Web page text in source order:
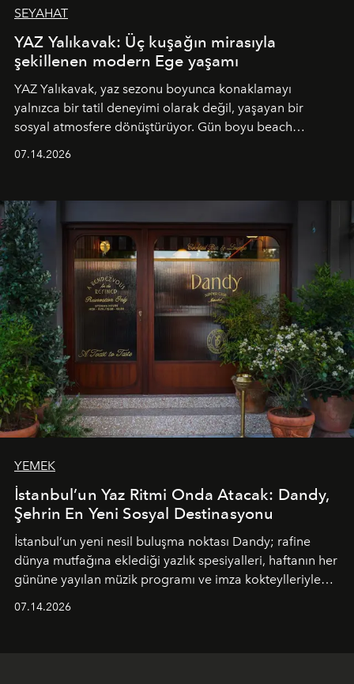
SEYAHAT
YAZ Yalıkavak: Üç kuşağın mirasıyla
şekillenen modern Ege yaşamı
YAZ Yalıkavak, yaz sezonu boyunca konaklamayı
yalnızca bir tatil deneyimi olarak değil, yaşayan bir
sosyal atmosfere dönüştürüyor. Gün boyu beach
tematik gastronomi geceleri misafirlerle buluşuyor.
Paylaşıma, lezzete ve müziğe odaklanan bu özel
akşamlar, YAZ’ın sade lüks anlayışını gün batımından
geceye taşıyarak her hafta farklı bir deneyim sunuyor.
07.14.2026
YEMEK
İstanbul’un Yaz Ritmi Onda Atacak: Dandy,
Şehrin En Yeni Sosyal Destinasyonu
İstanbul’un yeni nesil buluşma noktası Dandy; rafine
dünya mutfağına eklediği yazlık spesiyalleri, haftanın her
gününe yayılan müzik programı ve imza kokteylleriyle
07.14.2026